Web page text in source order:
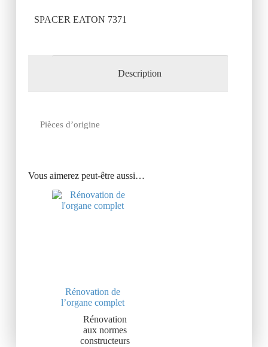
SPACER EATON 7371
Description
Pièces d’origine
Vous aimerez peut-être aussi…
Rénovation de
l’organe complet
Rénovation
aux normes
constructeurs